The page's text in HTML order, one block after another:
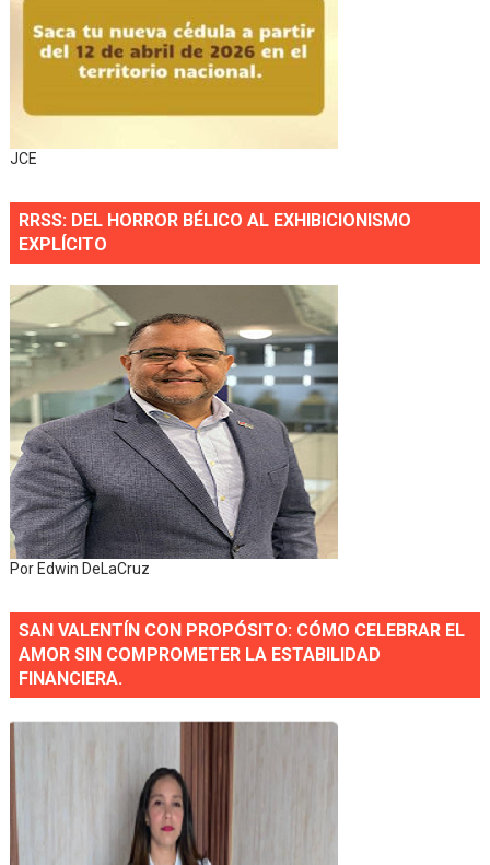
JCE
RRSS: DEL HORROR BÉLICO AL EXHIBICIONISMO
EXPLÍCITO
Por Edwin DeLaCruz
SAN VALENTÍN CON PROPÓSITO: CÓMO CELEBRAR EL
AMOR SIN COMPROMETER LA ESTABILIDAD
FINANCIERA.